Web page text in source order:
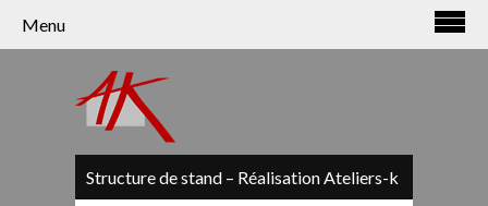
Menu
Structure de stand – Réalisation Ateliers-k